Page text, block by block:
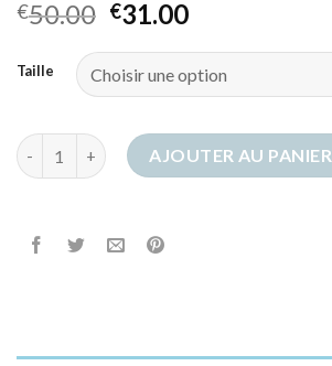
€50.00 €31.00
Taille
quantité de chausson pour homme
AJOUTER AU PANIER